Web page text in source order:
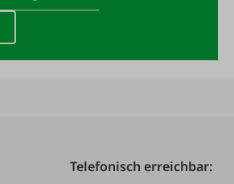
Telefonisch erreichbar: